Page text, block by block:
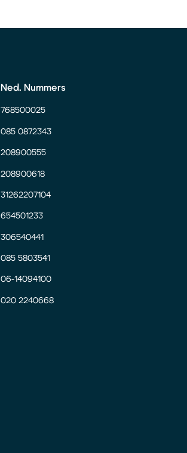
Ned. Nummers
768500025
085 0872343
208900555
208900618
31262207104
654501233
306540441
085 5803541
06-14094100
020 2240668